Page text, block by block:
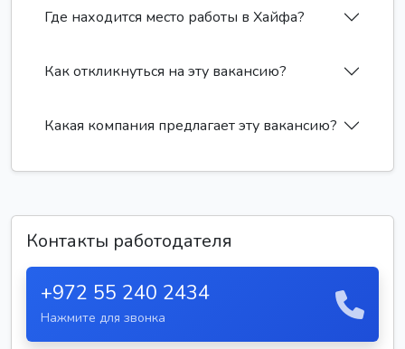
Где находится место работы в Хайфа?
Как откликнуться на эту вакансию?
Какая компания предлагает эту вакансию?
Контакты работодателя
+972 55 240 2434
Нажмите для звонка